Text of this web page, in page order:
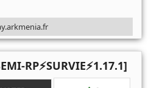
RP⚡SURVIE⚡1.17.1]